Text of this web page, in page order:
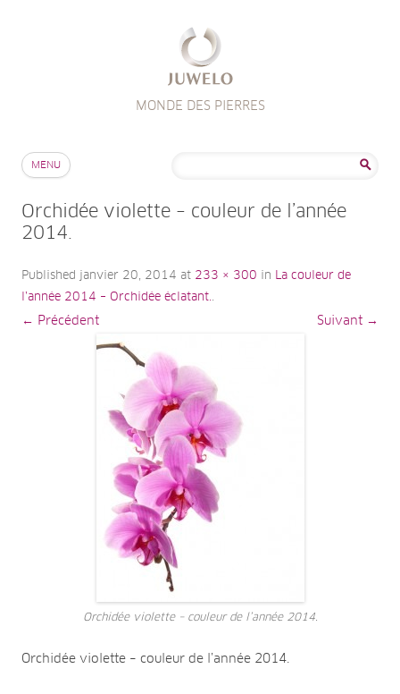
MONDE DES PIERRES
MENU
Orchidée violette – couleur de l’année
2014.
Published janvier 20, 2014 at 233 × 300 in La couleur de
l’année 2014 – Orchidée éclatant..
← Précédent Suivant →
Orchidée violette – couleur de l’année 2014.
Orchidée violette – couleur de l’année 2014.